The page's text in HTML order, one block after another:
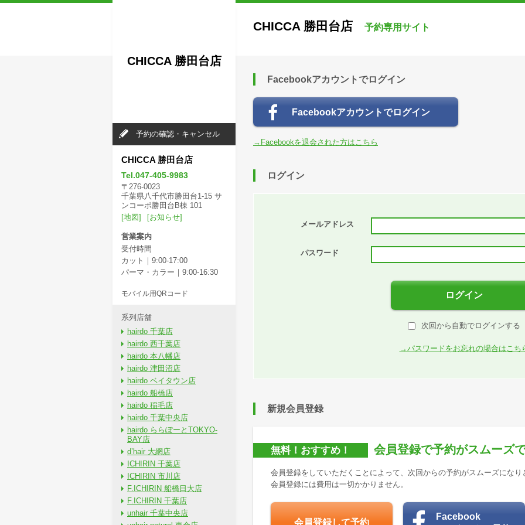
CHICCA 勝田台店 予約専用サイト
Facebookアカウントでログイン
Facebookアカウントでログイン
→Facebookを退会された方はこちら
ログイン
メールアドレス
パスワード
ログイン
次回から自動でログインする
→パスワードをお忘れの場合はこち
新規会員登録
無料！おすすめ！ 会員登録で予約がスムーズ
会員登録をしていただくことによって、次回からの予約がスムーズになり
会員登録には費用は一切かかりません。
会員登録して予約
Facebook
CHICCA 勝田台店
予約の確認・キャンセル
CHICCA 勝田台店
Tel.047-405-9983
〒276-0023
千葉県八千代市勝田台1-15 サ
ンコーポ勝田台B棟 101
[地図]
[お知らせ]
営業案内
受付時間
カット｜9:00-17:00
パーマ・カラー｜9:00-16:30
モバイル用QRコード
系列店舗
hairdo 千葉店
hairdo 西千葉店
hairdo 本八幡店
hairdo 津田沼店
hairdo ベイタウン店
hairdo 船橋店
hairdo 稲毛店
hairdo 千葉中央店
hairdo ららぽーとTOKYO-
BAY店
d’hair 大網店
ICHIRIN 千葉店
ICHIRIN 市川店
F.ICHIRIN 船橋日大店
F.ICHIRIN 千葉店
unhair 千葉中央店